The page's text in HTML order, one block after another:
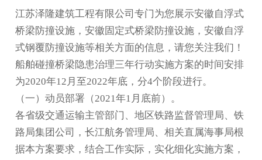
江苏泽隆建筑工程有限公司专门为您展示安徽自浮式
桥梁防撞设施 ，安徽固定式桥梁防撞设施，安徽自浮
式钢覆防撞设施等相关方面的信息，请您关注我们！
船舶碰撞桥梁隐患治理三年行动实施方案的时间安排
为2020年12月至2022年底，分4个阶段进行。
（一）动员部署（2021年1月底前）。
各省级交通运输主管部门、地区铁路监督管理局、铁
路局集团公司，长江航务管理局、相关直属海事局根
据本方案要求，结合工作实际，实化细化实施方案，